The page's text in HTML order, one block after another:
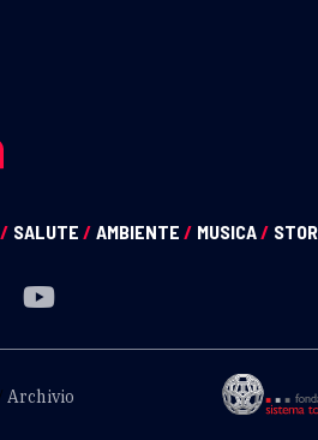
/ SALUTE / AMBIENTE / MUSICA /
Archivio